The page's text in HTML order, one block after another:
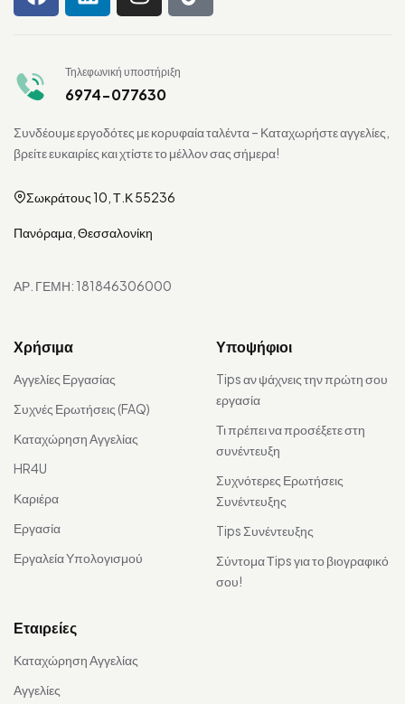
Τηλεφωνική υποστήριξη
6974-077630
Συνδέουμε εργοδότες με κορυφαία ταλέντα – Καταχωρήστε αγγελίες,
βρείτε ευκαιρίες και χτίστε το μέλλον σας σήμερα!
Σωκράτους 10, Τ.Κ 55236
Πανόραμα, Θεσσαλονίκη
ΑΡ. ΓΕΜΗ: 181846306000
Χρήσιμα
Αγγελίες Εργασίας
Συχνές Ερωτήσεις (FAQ)
Καταχώρηση Αγγελίας
HR4U
Καριέρα
Εργασία
Εργαλεία Υπολογισμού
Υποψήφιοι
Tips αν ψάχνεις την πρώτη σου
εργασία
Τι πρέπει να προσέξετε στη
συνέντευξη
Συχνότερες Ερωτήσεις
Συνέντευξης
Tips Συνέντευξης
Σύντομα Τips για το βιογραφικό
σου!
Εταιρείες
Καταχώρηση Αγγελίας
Αγγελίες